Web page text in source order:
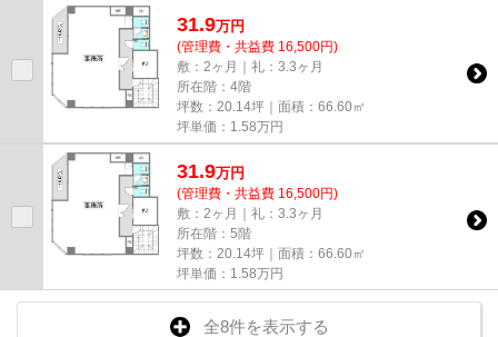
31.9万円
(管理費・共益費 16,500円)
敷：2ヶ月｜礼：3.3ヶ月
所在階：4階
坪数：20.14坪｜面積：66.60㎡
坪単価： 1.58万円
31.9万円
(管理費・共益費 16,500円)
敷：2ヶ月｜礼：3.3ヶ月
所在階：5階
坪数：20.14坪｜面積：66.60㎡
坪単価： 1.58万円
全8件を表示する